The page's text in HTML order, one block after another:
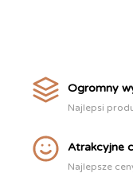
Ogromny
Najlepsi
Atrakcyjne
Najlepsze